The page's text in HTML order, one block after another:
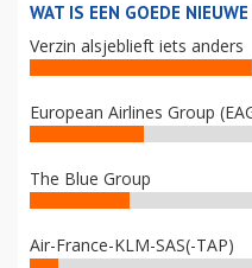
WAT IS EEN GOEDE
Verzin alsjeblieft iets anders
European Airlines Group
The Blue Group
Air-France-KLM-SAS(-TAP)